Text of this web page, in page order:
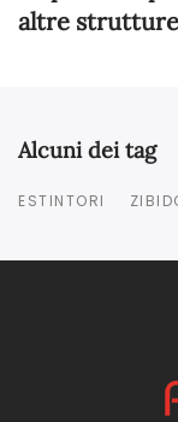
altre
Alcuni dei tag
ESTINTORI